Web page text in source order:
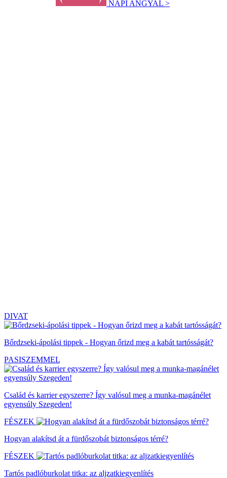
NAPI ANGYAL >
DIVAT
Bőrdzseki-ápolási tippek - Hogyan őrizd meg a kabát tartósságát?
PASISZEMMEL
Család és karrier egyszerre? Így valósul meg a munka-magánélet
egyensúly Szegeden!
FÉSZEK
Hogyan alakítsd át a fürdőszobát biztonságos térré?
FÉSZEK
Tartós padlóburkolat titka: az aljzatkiegyenlítés